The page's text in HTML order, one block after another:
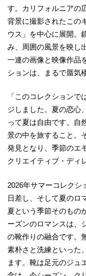
す。カリフォルニアの
背景に撮影されたこの
ウス」を中心に展開。
み、周囲の風景を映し
一連の画像と映像作品
ションは、まるで蜃気
「このコレクション
ジしました。夏の恋心
って夏は自由です。自
景の中を旅すること。
発見となり、季節のエ
クリエイティブ・デ
2026年サマーコレクシ
日差し、そして夏のロ
夏という季節そのもの
ーズンのロマンスは、
の靴作りの融合です。
素朴さと洗練といった
ます。靴は足元のジュ